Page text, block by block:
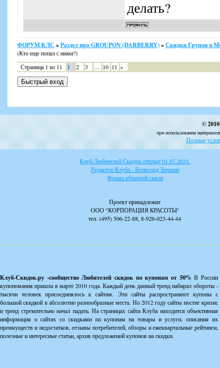
делать?
ФОРУМ КЛС »Раздел про GROUPON (DARBERRY)»Скидки Групон в
(Кто еще попал с ними?)
Страница 1 из 11 1 2 3 … 10 11 »
©
при использовании
Полные
Клуб Любителей Скидок открыт 01.07.2010.
Редактор Клуба - Всеволод Тюркин
Форма обратной связи
Проект принадлежит
ООО "КОРПОРАЦИЯ КРАСОТЫ"
тел. (495) 506-22-88, 8-926-023-44-44
Клуб-Скидок.ру -сообщество Любителей скидок по купонам от 50%В России
купономания пришла в марте 2010 года. Каждый день данный тренд набирал обороты -
тысячи человек присоединялось к сайтам. Эти сайты распространяют купоны с
большой скидкой в абсолютно разнообразные места. Но 2012 году сайты постиг кризис
и тренд стремительно начал падать. На страницах сайта Клуба находится объективная
информация о сайтах со скидками по купонам на товары и услуги, описания их
преимуществ и недостатков, отзывы потребителей, обзоры и ежеквартальные рейтинги,
полезные и интересные статьи, архив предложений купонов на скидки.